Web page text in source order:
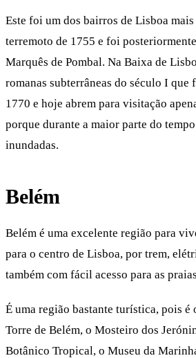
Este foi um dos bairros de Lisboa
terremoto de 1755 e foi
Marquês de Pombal. Na Baixa de
romanas subterrâneas do século I que
1770 e hoje abrem para visitação
porque durante a maior parte do
inundadas.
Belém
Belém é uma excelente região para
para o centro de Lisboa, por trem,
também com fácil acesso para as
É uma região bastante turística, pois é
Torre de Belém, o Mosteiro dos
Botânico Tropical, o Museu da